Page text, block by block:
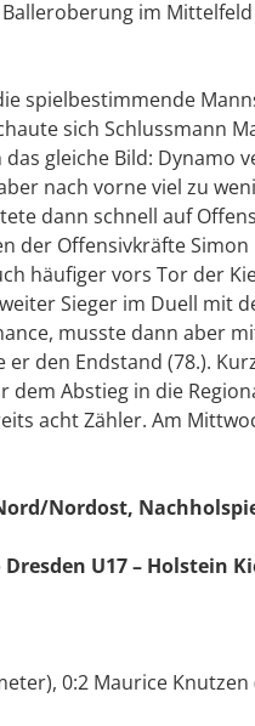
im
spielbestimmende
sich Schlussmann
das gleiche Bild:
nach vorne viel zu
dann schnell auf
der Offensivkräfte
häufiger vors Tor der
Sieger im Duell mit
musste dann aber
den Endstand (78.).
Abstieg in die
acht Zähler. Am
Nordost,
U17 – Holstein
0:2 Maurice